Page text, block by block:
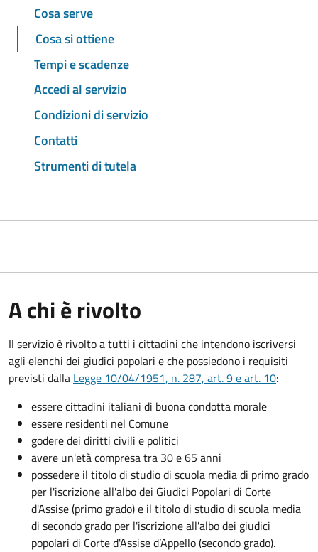
Cosa serve
Cosa si ottiene
Tempi e scadenze
Accedi al servizio
Condizioni di servizio
Contatti
Strumenti di tutela
A chi è rivolto
Il servizio è rivolto a tutti i cittadini che intendono iscriversi
agli elenchi dei giudici popolari e che possiedono i requisiti
previsti dalla Legge 10/04/1951, n. 287, art. 9 e art. 10:
essere cittadini italiani di buona condotta morale
essere residenti nel Comune
godere dei diritti civili e politici
avere un'età compresa tra 30 e 65 anni
possedere il titolo di studio di scuola media di primo grado
per l'iscrizione all'albo dei Giudici Popolari di Corte
d'Assise (primo grado) e il titolo di studio di scuola media
di secondo grado per l'iscrizione all'albo dei giudici
popolari di Corte d'Assise d’Appello (secondo grado).